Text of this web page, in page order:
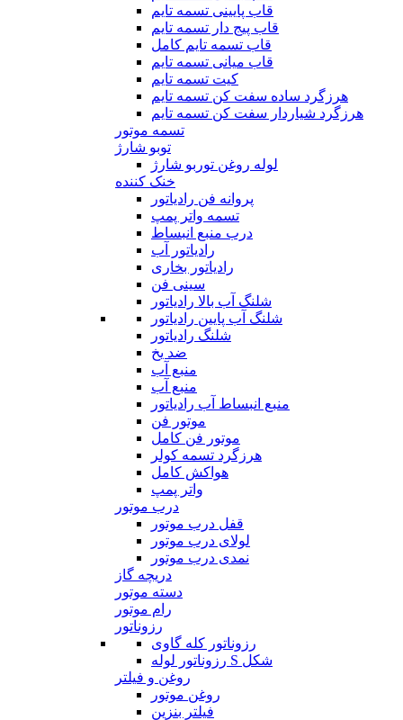
قاب پایینی تسمه تایم
قاب پیج دار تسمه تایم
قاب تسمه تایم کامل
قاب میانی تسمه تایم
کیت تسمه تایم
هرزگرد ساده سفت کن تسمه تایم
هرزگرد شیاردار سفت کن تسمه تایم
تسمه موتور
توبو شارژ
لوله روغن توربو شارژ
خنک کننده
پروانه فن رادیاتور
تسمه واتر پمپ
درب منبع انبساط
رادیاتور آب
رادیاتور بخاری
سینی فن
شلنگ آب بالا رادیاتور
شلنگ آب پایین رادیاتور
شلنگ رادیاتور
ضد یخ
منبع آب
منبع آب
منبع انبساط آب رادیاتور
موتور فن
موتور فن کامل
هرزگرد تسمه کولر
هواکش کامل
واتر پمپ
درب موتور
قفل درب موتور
لولای درب موتور
نمدی درب موتور
دریچه گاز
دسته موتور
رام موتور
رزوناتور
رزوناتور کله گاوی
رزوناتور لوله S شکل
روغن و فیلتر
روغن موتور
فیلتر بنزین